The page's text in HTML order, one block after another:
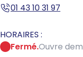
01 43 10 31 97
HORAIRES :
Fermé.Ouvre